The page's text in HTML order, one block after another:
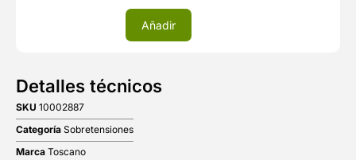
Añadir
Detalles técnicos
SKU 10002887
Categoría Sobretensiones
Marca Toscano